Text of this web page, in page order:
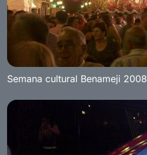
Semana cultural Benameji 2008